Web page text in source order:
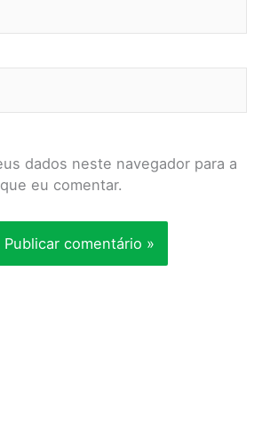
dados neste navegador para a
eu comentar.